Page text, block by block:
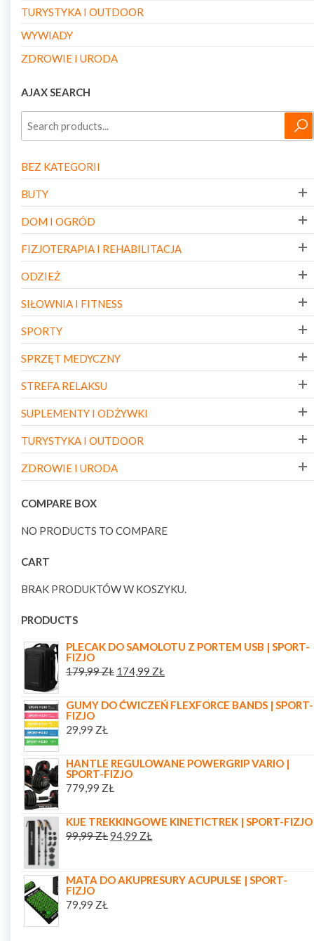
TURYSTYKA I OUTDOOR
WYWIADY
ZDROWIE I URODA
AJAX SEARCH
BEZ KATEGORII
BUTY
DOM I OGRÓD
FIZJOTERAPIA I REHABILITACJA
ODZIEŻ
SIŁOWNIA I FITNESS
SPORTY
SPRZĘT MEDYCZNY
STREFA RELAKSU
SUPLEMENTY I ODŻYWKI
TURYSTYKA I OUTDOOR
ZDROWIE I URODA
COMPARE BOX
NO PRODUCTS TO COMPARE
CART
BRAK PRODUKTÓW W KOSZYKU.
PRODUCTS
PLECAK DO SAMOLOTU Z PORTEM USB | SPORT-
FIZJO
179,99ZŁ 174,99 ZŁ
GUMY DO ĆWICZEŃ FLEXFORCE BANDS | SPORT-
FIZJO
29,99 ZŁ
HANTLE REGULOWANE POWERGRIP VARIO |
SPORT-FIZJO
779,99 ZŁ
KIJE TREKKINGOWE KINETICTREK | SPORT-FIZJO
99,99ZŁ94,99 ZŁ
MATA DO AKUPRESURY ACUPULSE | SPORT-
FIZJO
79,99 ZŁ